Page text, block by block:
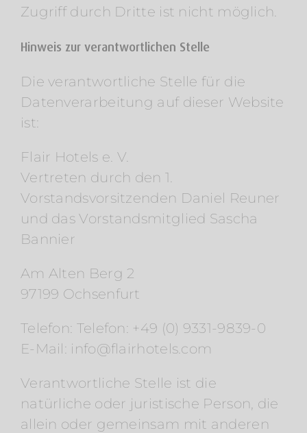
Zugriff durch Dritte ist nicht möglich.
Hinweis zur verantwortlichen Stelle
Die verantwortliche Stelle für die
Datenverarbeitung auf dieser Website
ist:
Flair Hotels e. V.
Vertreten durch den 1.
Vorstandsvorsitzenden Daniel Reuner
und das Vorstandsmitglied Sascha
Bannier
Am Alten Berg 2
97199 Ochsenfurt
Telefon: Telefon: +49 (0) 9331-9839-0
E-Mail: info@flairhotels.com
Verantwortliche Stelle ist die
natürliche oder juristische Person, die
allein oder gemeinsam mit anderen